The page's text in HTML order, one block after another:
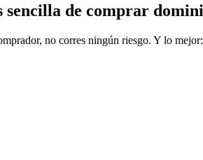
de comprar
no corres ningún riesgo. Y lo